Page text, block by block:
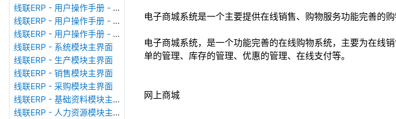
线联ERP - 用户操作手册 - 物料收发明细表
线联ERP - 用户操作手册 - 即时库存余额表
线联ERP - 用户操作手册 - 库存账龄分析表
线联ERP - 系统模块主界面
线联ERP - 生产模块主界面
线联ERP - 销售模块主界面
线联ERP - 采购模块主界面
线联ERP - 基础资料模块主界面
线联ERP - 人力资源模块主界面
电子商城系统是一个主要提供在线销售、购物服务功能完善的购
电子商城系统，是一个功能完善的在线购物系统，主要为在线
单的管理、库存的管理、优惠的管理、在线支付等。
网上商城